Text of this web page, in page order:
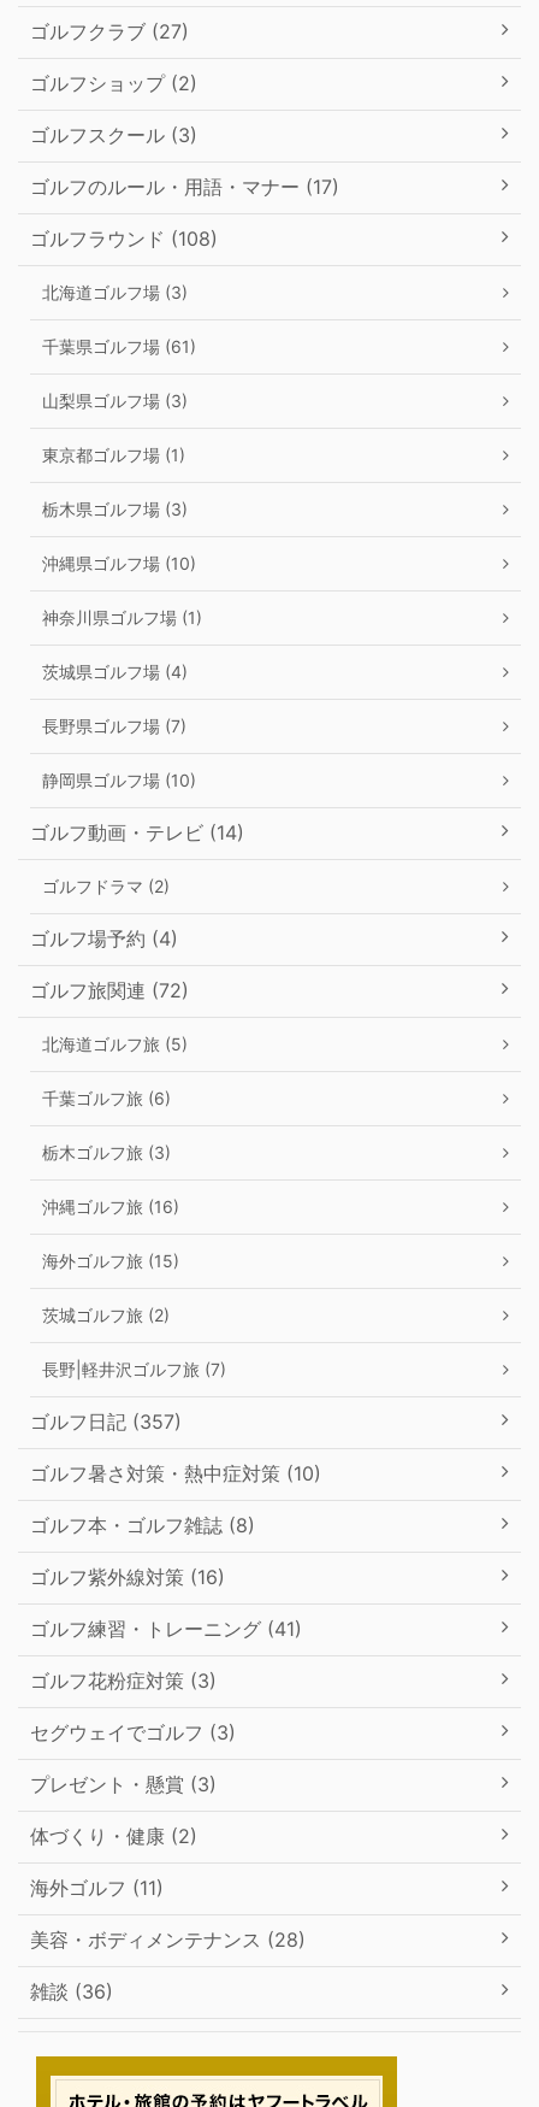
ゴルフクラブ (27)
ゴルフショップ (2)
ゴルフスクール (3)
ゴルフのルール・用語・マナー (17)
ゴルフラウンド (108)
北海道ゴルフ場 (3)
千葉県ゴルフ場 (61)
山梨県ゴルフ場 (3)
東京都ゴルフ場 (1)
栃木県ゴルフ場 (3)
沖縄県ゴルフ場 (10)
神奈川県ゴルフ場 (1)
茨城県ゴルフ場 (4)
長野県ゴルフ場 (7)
静岡県ゴルフ場 (10)
ゴルフ動画・テレビ (14)
ゴルフドラマ (2)
ゴルフ場予約 (4)
ゴルフ旅関連 (72)
北海道ゴルフ旅 (5)
千葉ゴルフ旅 (6)
栃木ゴルフ旅 (3)
沖縄ゴルフ旅 (16)
海外ゴルフ旅 (15)
茨城ゴルフ旅 (2)
長野|軽井沢ゴルフ旅 (7)
ゴルフ日記 (357)
ゴルフ暑さ対策・熱中症対策 (10)
ゴルフ本・ゴルフ雑誌 (8)
ゴルフ紫外線対策 (16)
ゴルフ練習・トレーニング (41)
ゴルフ花粉症対策 (3)
セグウェイでゴルフ (3)
プレゼント・懸賞 (3)
体づくり・健康 (2)
海外ゴルフ (11)
美容・ボディメンテナンス (28)
雑談 (36)